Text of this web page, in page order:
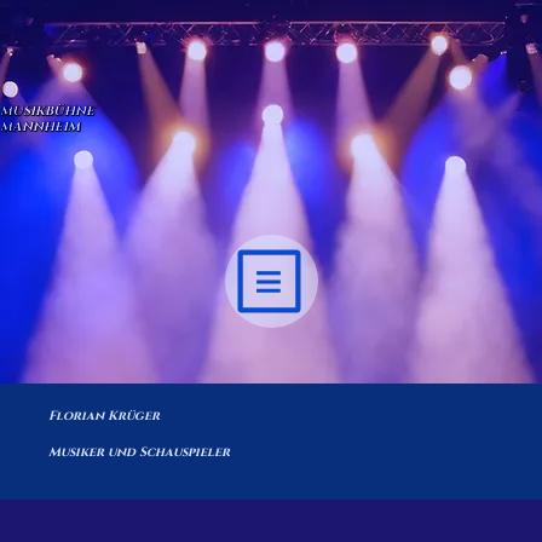
MUSIKBÜHNE
MANNHEIM
Florian Krüger
Musiker und Schauspieler